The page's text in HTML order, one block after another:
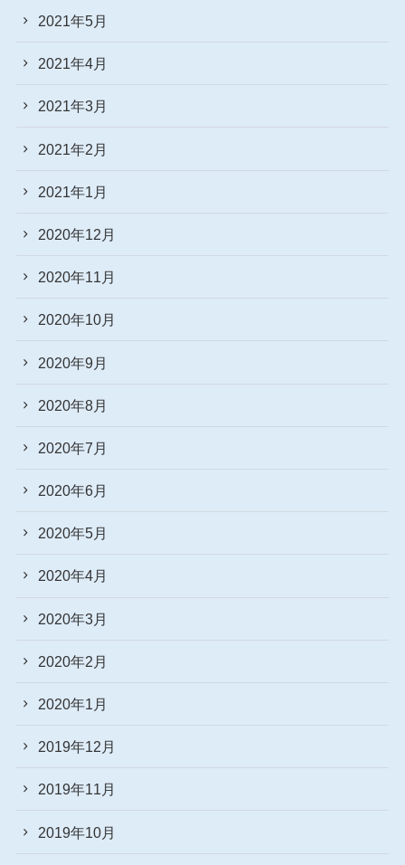
2021年5月
2021年4月
2021年3月
2021年2月
2021年1月
2020年12月
2020年11月
2020年10月
2020年9月
2020年8月
2020年7月
2020年6月
2020年5月
2020年4月
2020年3月
2020年2月
2020年1月
2019年12月
2019年11月
2019年10月